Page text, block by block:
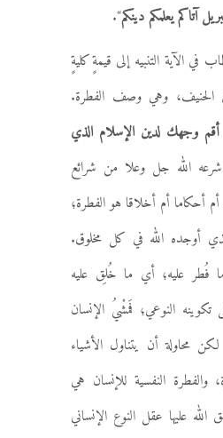
آتاكم يعلمكم دينكم“.
الآية التنبيه إلى قيمةٍ كليةٍ
الحنيف، وهي وصف الفطرة.
أقم وجهك لدين الإسلام الذي
الله جل وعلا من شرائع
أحكاما أم أخلاقا هو الفطرة؛
أوجده الله في كل مخلوق.
فُطر عليه؛ أي ما خُلِق عليه
النوعي؛ فَمشْيُ الإنسان
محاولة أن يتناول الأشياء
والفطرة النفسية للإنسان هي
الله عليها عقل النوع الإنساني